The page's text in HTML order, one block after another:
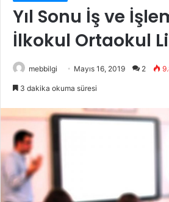
Yıl Sonu İş ve
İlkokul Ortaokul
mebbilgi Mayıs 16, 2019 2
3 dakika okuma süresi